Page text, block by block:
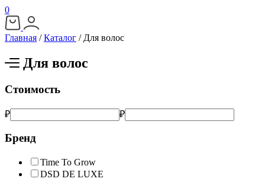
0
Главная / Каталог /Для волос
Для волос
Стоимость
₽ ₽
Бренд
Time To Grow
DSD DE LUXE